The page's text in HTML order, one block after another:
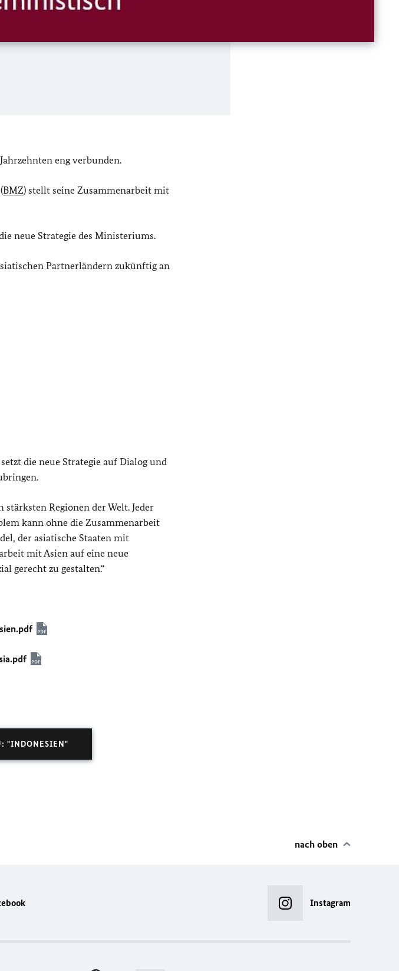
eng verbunden.
BMZ) stellt seine Zusammenarbeit mit
neue Strategie des Ministeriums.
Partnerländern zukünftig an
die neue Strategie auf Dialog und
Regionen der Welt. Jeder
kann ohne die Zusammenarbeit
der asiatische Staaten mit
mit Asien auf eine neue
gerecht zu gestalten.“
"INDONESIEN"
nach oben
Instagram